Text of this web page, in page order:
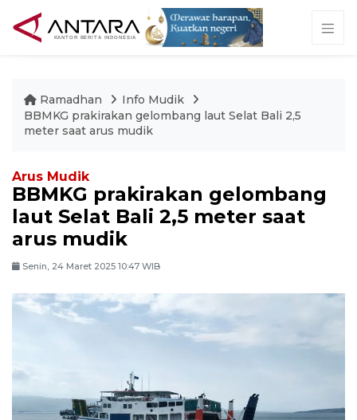
Ramadhan
Info Mudik
BBMKG prakirakan gelombang laut Selat Bali 2,5
meter saat arus mudik
Arus Mudik
BBMKG prakirakan gelombang
laut Selat Bali 2,5 meter saat
arus mudik
Senin, 24 Maret 2025 10:47 WIB